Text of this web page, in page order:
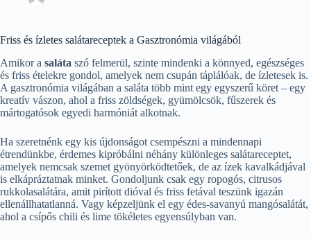
Friss és ízletes salátareceptek a Gasztronómia világából
Amikor a saláta szó felmerül, szinte mindenki a könnyed, egészséges
és friss ételekre gondol, amelyek nem csupán táplálóak, de ízletesek is.
A gasztronómia világában a saláta több mint egy egyszerű köret – egy
kreatív vászon, ahol a friss zöldségek, gyümölcsök, fűszerek és
mártogatósok egyedi harmóniát alkotnak.
Ha szeretnénk egy kis újdonságot csempészni a mindennapi
étrendünkbe, érdemes kipróbálni néhány különleges salátareceptet,
amelyek nemcsak szemet gyönyörködtetőek, de az ízek kavalkádjával
is elkápráztatnak minket. Gondoljunk csak egy ropogós, citrusos
rukkolasalátára, amit pirított dióval és friss fetával teszünk igazán
ellenállhatatlanná. Vagy képzeljünk el egy édes-savanyú mangósalátát,
ahol a csípős chili és lime tökéletes egyensúlyban van.